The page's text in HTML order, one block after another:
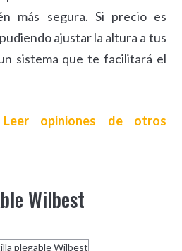
más segura. Si precio es
ajustar la altura a tus
sistema que te facilitará el
Leer opiniones de otros
Wilbest